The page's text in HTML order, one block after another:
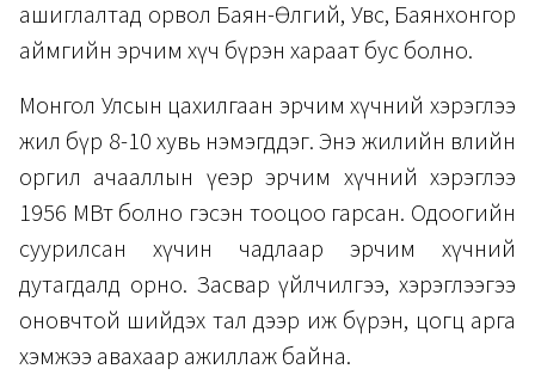
ашиглалтад орвол Баян-Өлгий, Увс, Баянхонгор
аймгийн эрчим хүч бүрэн хараат бус болно.
Монгол Улсын цахилгаан эрчим хүчний хэрэглээ
жил бүр 8-10 хувь нэмэгддэг. Энэ жилийн өвлийн
оргил ачааллын үеэр эрчим хүчний хэрэглээ
1956 МВт болно гэсэн тооцоо гарсан. Одоогийн
суурилсан хүчин чадлаар эрчим хүчний
дутагдалд орно. Засвар үйлчилгээ, хэрэглээгээ
оновчтой шийдэх тал дээр иж бүрэн, цогц арга
хэмжээ авахаар ажиллаж байна.